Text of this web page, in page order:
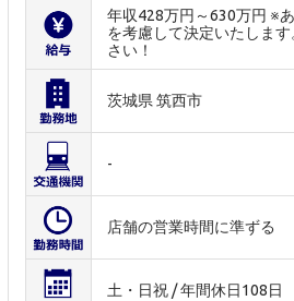
年収428万円～630万円 ※
を考慮して決定いたしま
さい！
茨城県 筑西市
-
店舗の営業時間に準ずる
土・日祝 / 年間休日108日